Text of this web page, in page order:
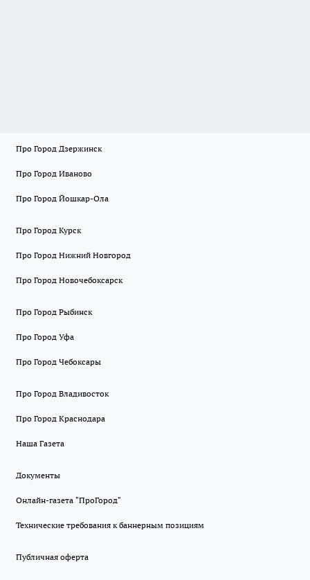
Про Город Дзержинск
Про Город Иваново
Про Город Йошкар-Ола
Про Город Курск
Про Город Нижний Новгород
Про Город Новочебоксарск
Про Город Рыбинск
Про Город Уфа
Про Город Чебоксары
Про Город Владивосток
Про Город Краснодара
Наша Газета
Документы
Онлайн-газета "ПроГород"
Технические требования к баннерным позициям
Публичная оферта